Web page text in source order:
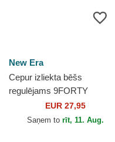
New Era
Cepur izliekta bēšs
regulējams 9FORTY
REPREVE League Essential
no New York Yankees MLB
EUR 27,95
Saņem to rīt, 11. Aug.